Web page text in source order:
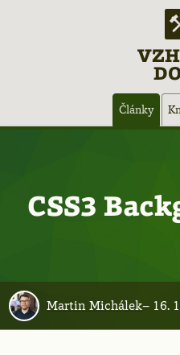
Články
CSS3
Martin Michálek– 16.